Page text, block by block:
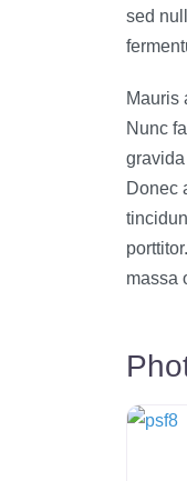
sed
Mauris
Nunc
Donec
massa